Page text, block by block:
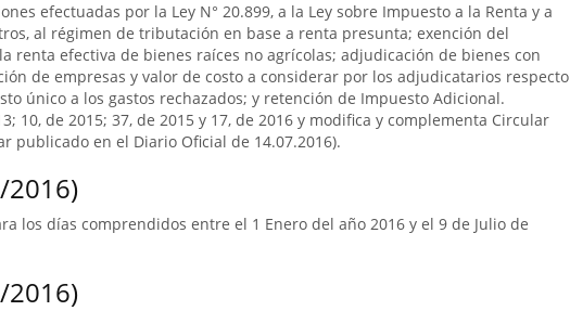
efectuadas por la Ley N° 20.899, a la Ley sobre Impuesto a la Renta y a
al régimen de tributación en base a renta presunta; exención del
renta efectiva de bienes raíces no agrícolas; adjudicación de bienes con
de empresas y valor de costo a considerar por los adjudicatarios respecto
único a los gastos rechazados; y retención de Impuesto Adicional.
10, de 2015; 37, de 2015 y 17, de 2016 y modifica y complementa Circular
publicado en el Diario Oficial de 14.07.2016).
2016)
los días comprendidos entre el 1 Enero del año 2016 y el 9 de Julio de
2016)